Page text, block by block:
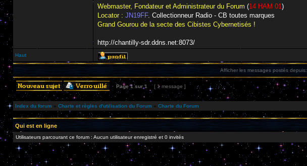
Webmaster, Fondateur et Administrateur du Forum (14 HAM 01)
Locator : JN19FF. Collectionneur Radio - CB toutes marques
Grand Gourou de la secte des Cibistes Cybernetisés !
http://chantilly-sdr.ddns.net:8073/
Haut
Afficher les messages postés depuis:
Page1 sur1 [ 1 message ]
Index du forum » Charte et règles d'utilisation du Forum » Charte du Forum
Qui est en ligne
Utilisateurs parcourant ce forum : Aucun utilisateur enregistré et 0 invités